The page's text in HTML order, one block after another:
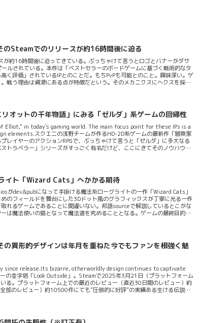
Steamでのリリースが約16時間後に迫る
約16時間後に迫ってきている。ぶっちゃけて言うとロゴとバナーがダサ
ルされている。本作は「ベストセラーのボードゲームに基づく戦術的なタ
く評価」されているIPとのことだ。もちPvPも可能とのこと。興味深い。ゲ
戦う理由は資源にある点が特徴だという。そのメカニクスにへクスを採用
ットの千年物語」にみる「ゼルダ」系ゲームの回帰性
Elliot," in today's gaming world. The main focus point for these IPs is a
スクエニの浅野チームが作るHD-2D系ゲームの最新作「冒険家
イヤーのアクションRPGで、ぶっちゃけて言うと「ゼルダ」に多大なる
トラベラー」シリーズがすっごく有名だけど、ここにきてそのノウハウを
イト「Wizard Cats」へかかる期待
がdev&pubになって手掛ける魔法系ローグライトの一作「Wizard Cats」
のフィールドを舞台にした3Dドット風のグラフィックスが丁寧に光る一作
れるゲームであることに間違いない。邦語sourceで解説しているとこがな
は魔法使いの猫となって魔法道を究めることとなる。ゲームの最終目的
異形的デザインは年月を重ねた今でもファンを根強く魅
since release.Its bizarre, otherworldly design continues to captivate
の金字塔「Look Outside」。Steamで2025年3月21日（プラットフォーム
る。プラットフォーム上での最近のレビュー（直近30日間のレビュー）約
部のレビュー）約10500件にても”圧倒的に好評”の実績ある生ける伝説級